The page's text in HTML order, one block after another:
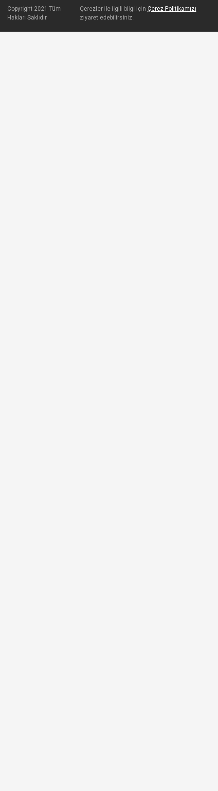
Copyright 2021 Tüm
Hakları Saklıdır.
Çerezler ile ilgili bilgi içinÇerez Politikamızı
ziyaret edebilirsiniz.